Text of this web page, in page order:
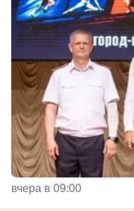
вчера в 09:00